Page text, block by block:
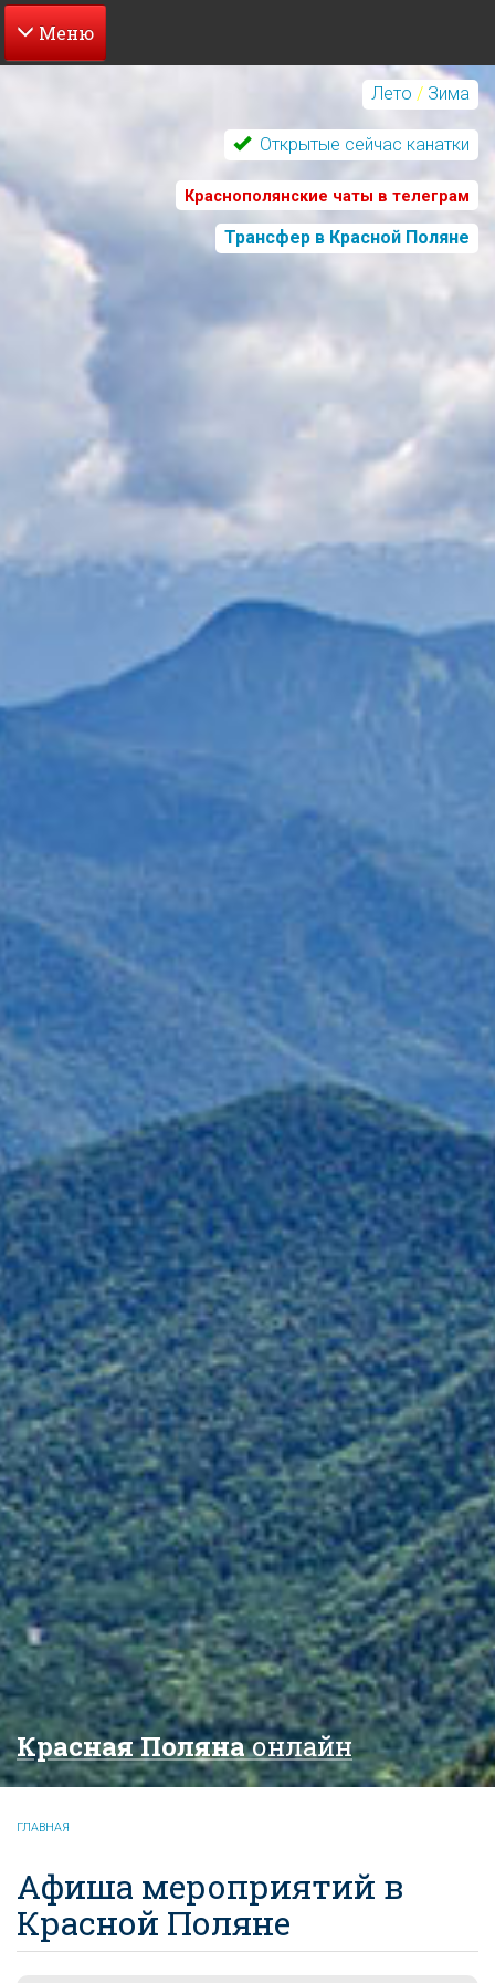
Перейти
содержанию
Лето / Зима
Открытые сейчас канатки
Краснополянские чаты в телеграм
Трансфер в Красной Поляне
Красная Полянаонлайн
ГЛАВНАЯ
Афиша мероприятий в
Красной Поляне